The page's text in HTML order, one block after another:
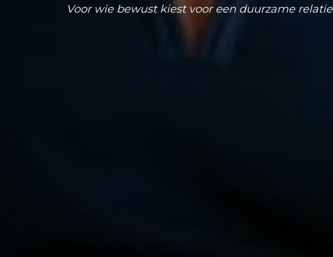
Voor wie bewust kiest voor een duurzame relatie